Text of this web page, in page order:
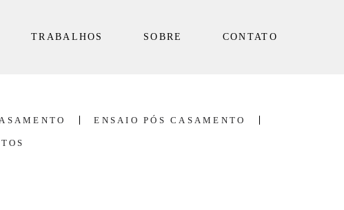
TRABALHOS SOBRE CONTATO
ENSAIO PÓS CASAMENTO